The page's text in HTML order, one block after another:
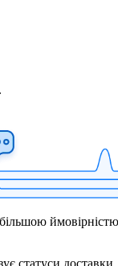
доставки,